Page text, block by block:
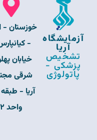
آزمایشگاه
آریا
تشخیص
پزشکی -
پاتولوژی
خوزستان -
-
خیابان
شرقی
آریا -
واحد 2